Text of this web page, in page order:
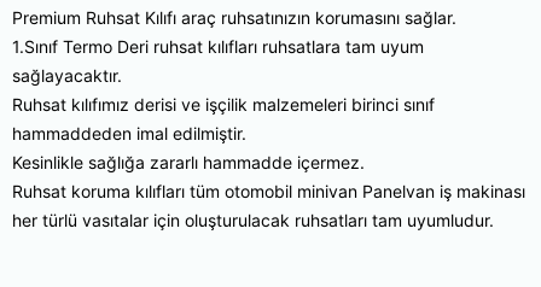
Premium Ruhsat Kılıfı araç ruhsatınızın korumasını sağlar.
1.Sınıf Termo Deri ruhsat kılıfları ruhsatlara tam uyum
sağlayacaktır.
Ruhsat kılıfımız derisi ve işçilik malzemeleri birinci sınıf
hammaddeden imal edilmiştir.
Kesinlikle sağlığa zararlı hammadde içermez.
Ruhsat koruma kılıfları tüm otomobil minivan Panelvan iş makinası
her türlü vasıtalar için oluşturulacak ruhsatları tam uyumludur.